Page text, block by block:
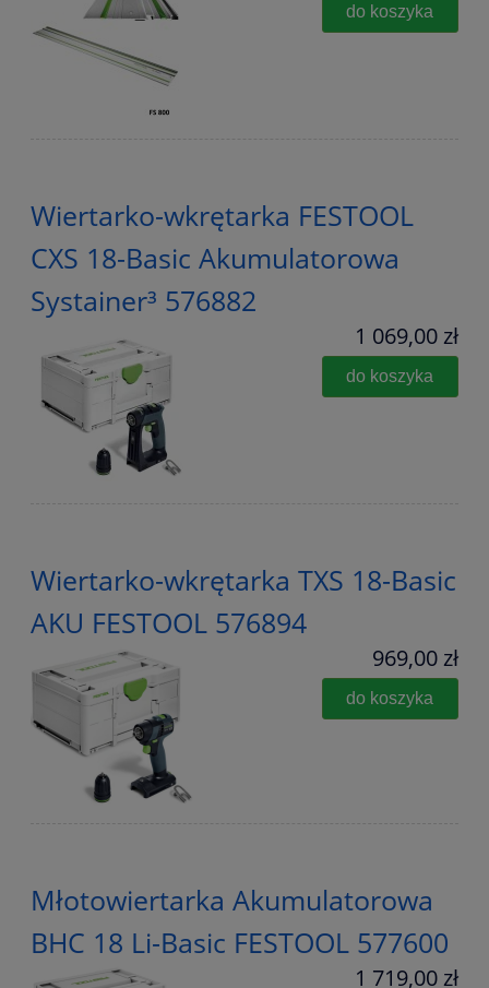
do koszyka
Wiertarko-wkrętarka FESTOOL
CXS 18-Basic Akumulatorowa
Systainer³ 576882
1 069,00 zł
do koszyka
Wiertarko-wkrętarka TXS 18-Basic
AKU FESTOOL 576894
969,00 zł
do koszyka
Młotowiertarka Akumulatorowa
BHC 18 Li-Basic FESTOOL 577600
1 719,00 zł